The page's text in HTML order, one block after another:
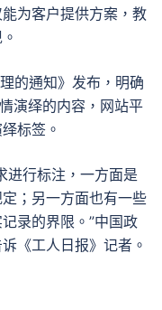
为客户提供方案，教
的通知》发布，明确
演绎的内容，网站平
标签。
进行标注，一方面是
；另一方面也有一些
录的界限。”中国政
《工人日报》记者。